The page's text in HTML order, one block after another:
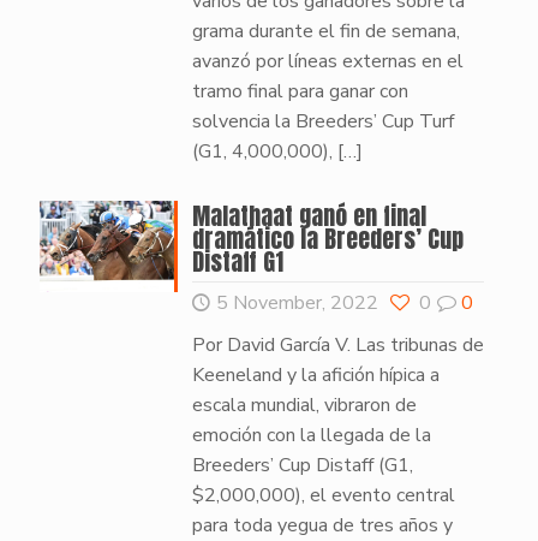
grama durante el fin de semana,
avanzó por líneas externas en el
tramo final para ganar con
solvencia la Breeders’ Cup Turf
(G1, 4,000,000), […]
Malathaat ganó en final
dramático la Breeders’ Cup
Distaff G1
5 November, 2022 0
0
Por David García V. Las tribunas de
Keeneland y la afición hípica a
escala mundial, vibraron de
emoción con la llegada de la
Breeders’ Cup Distaff (G1,
$2,000,000), el evento central
para toda yegua de tres años y